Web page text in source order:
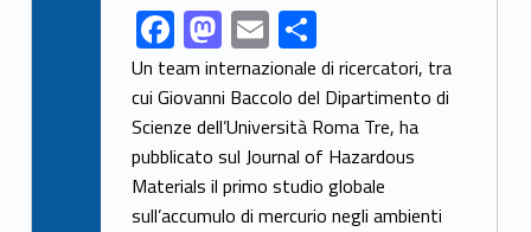
Link identifier share facebook archive #share-link-archive-82468F
ac
e
b
o
o
M
as
to
d
o
n
E
m
ai
l
S
h
ar
e
Un team internazionale di ricercatori, tra
cui Giovanni Baccolo del Dipartimento di
Scienze dell’Università Roma Tre, ha
pubblicato sul Journal of Hazardous
Materials il primo studio globale
sull’accumulo di mercurio negli ambienti